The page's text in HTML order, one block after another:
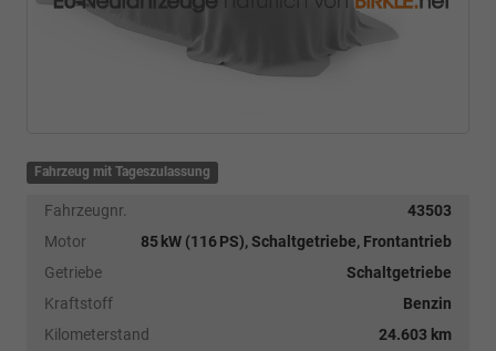
Fahrzeug mit Tageszulassung
Fahrzeugnr.
43503
Motor
85 kW (116 PS), Schaltgetriebe, Frontantrieb
Getriebe
Schaltgetriebe
Kraftstoff
Benzin
Kilometerstand
24.603 km